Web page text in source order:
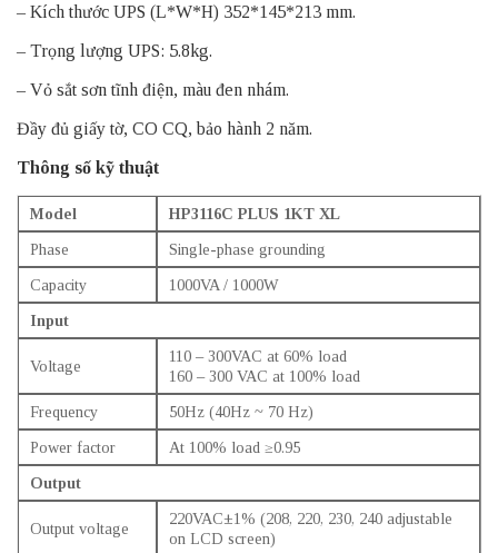
– Kích thước UPS (L*W*H) 352*145*213 mm.
– Trọng lượng UPS: 5.8kg.
– Vỏ sắt sơn tĩnh điện, màu đen nhám.
Đầy đủ giấy tờ, CO CQ, bảo hành 2 năm.
Thông số kỹ thuật
Model
HP3116C PLUS 1KT XL
Phase
Single-phase grounding
Capacity
1000VA / 1000W
Input
Voltage
110 – 300VAC at 60% load
160 – 300 VAC at 100% load
Frequency
50Hz (40Hz ~ 70 Hz)
Power factor
At 100% load ≥0.95
Output
Output voltage
220VAC±1% (208, 220, 230, 240 adjustable
on LCD screen)